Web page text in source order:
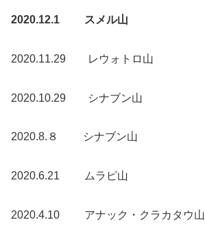
2020.12.1 スメル山
2020.11.29 レウォトロ山
2020.10.29 シナブン山
2020.8.８ シナブン山
2020.6.21 ムラピ山
2020.4.10 アナック・クラカタウ山